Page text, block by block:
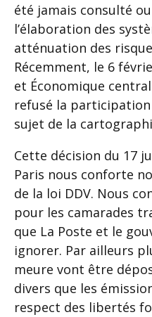
été jamais consulté
l’élaboration des
atténuation des
Récemment, le 6
et Économique
refusé la
sujet de la
Cette décision du 17
Paris nous conforte
de la loi DDV. Nous
pour les camarades
que La Poste et le
ignorer. Par ailleurs
meure vont être
divers que les
respect des libertés